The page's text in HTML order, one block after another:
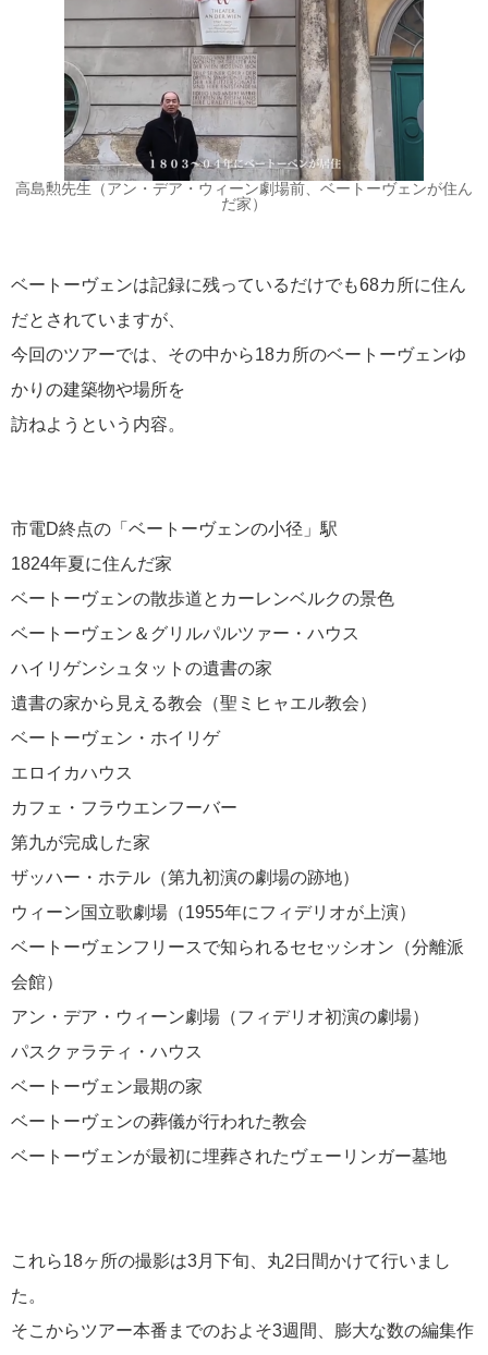
高島勲先生（アン・デア・ウィーン劇場前、ベートーヴェンが住ん
だ家）
ベートーヴェンは記録に残っているだけでも68カ所に住ん
だとされていますが、
今回のツアーでは、その中から18カ所のベートーヴェンゆ
かりの建築物や場所を
訪ねようという内容。
市電D終点の「ベートーヴェンの小径」駅
1824年夏に住んだ家
ベートーヴェンの散歩道とカーレンベルクの景色
ベートーヴェン＆グリルパルツァー・ハウス
ハイリゲンシュタットの遺書の家
遺書の家から見える教会（聖ミヒャエル教会）
ベートーヴェン・ホイリゲ
エロイカハウス
カフェ・フラウエンフーバー
第九が完成した家
ザッハー・ホテル（第九初演の劇場の跡地）
ウィーン国立歌劇場（1955年にフィデリオが上演）
ベートーヴェンフリースで知られるセセッシオン（分離派
会館）
アン・デア・ウィーン劇場（フィデリオ初演の劇場）
パスクァラティ・ハウス
ベートーヴェン最期の家
ベートーヴェンの葬儀が行われた教会
ベートーヴェンが最初に埋葬されたヴェーリンガー墓地
これら18ヶ所の撮影は3月下旬、丸2日間かけて行いまし
た。
そこからツアー本番までのおよそ3週間、膨大な数の編集作
リンク集
フォトギャラリー
Films x Music～名作でめぐる音楽の旅
クルーズ TOP
[ブログ] クルーズ部ろぐ
ディズニー・クルーズへの旅
海外出張/法人サービス
海外出張関連情報
郵船トラベルトップページ
郵船トラベルUSA（ニューヨーク）
郵船トラベル 香港
郵船トラベル シンガポール
三菱グループポータルサイト
Twitter
Instagram
メールマガジン
タグ
MET METライブビューイング MoMA The Okura Tokyo アイゼナ
イタリア ウィーン ウィーン・フィル エッフェル塔 オランダ
オルセー美術
館 オンラインコンサート
オーパー
ドイツ ドレスデン ニューヨーク バッハ バーチャル
ツアー
パリ ピアノ フェルメール
ェン ベートーベン ベートーヴェン
ハイス美術館 ミュンヘン ミラノ
ート
レディクリスタル ロン・ティボー・クレスパン国際音楽コンクール
作曲家のちょっとした話 加藤浩子 古賀書店 季節雑記 新国立劇場 本屋 東京湾
松竹株式会社 森鴎外 生誕250年 神保町 説明会
音楽と食は奥が深